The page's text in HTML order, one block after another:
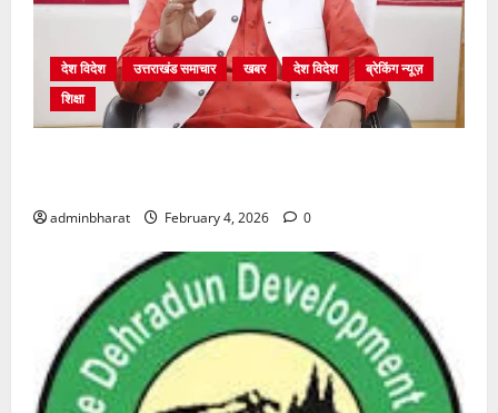
देश विदेश उत्तराखंड समाचार खबर देश विदेश
ब्रेकिंग न्यूज़
शिक्षा
adminbharat February 4, 2026 0